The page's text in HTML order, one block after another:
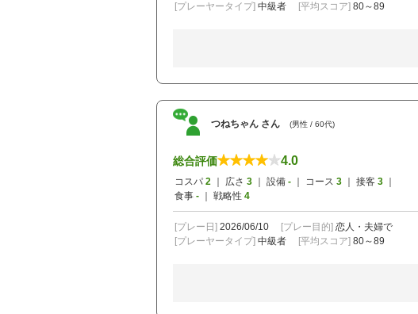
[プレーヤータイプ] 中級者 [平均スコア] 80～89
つねちゃん さん (男性 / 60代)
総合評価 4.0
コスパ 2 ｜ 広さ 3 ｜ 設備 - ｜ コース 3 ｜ 接客 3
食事 - ｜ 戦略性 4
[プレー日] 2026/06/10 [プレー目的] 恋人・夫婦で
[プレーヤータイプ] 中級者 [平均スコア] 80～89